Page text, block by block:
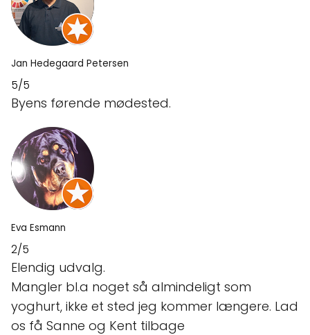
Jan Hedegaard Petersen
5/5
Byens førende mødested.
Eva Esmann
2/5
Elendig udvalg.
Mangler bl.a noget så almindeligt som
yoghurt, ikke et sted jeg kommer længere. Lad
os få Sanne og Kent tilbage